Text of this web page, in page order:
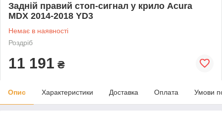
Задній правий стоп-сигнал у крило Acura
MDX 2014-2018 YD3
Немає в наявності
Роздріб
11 191 ₴
Опис Характеристики Доставка Оплата Умови